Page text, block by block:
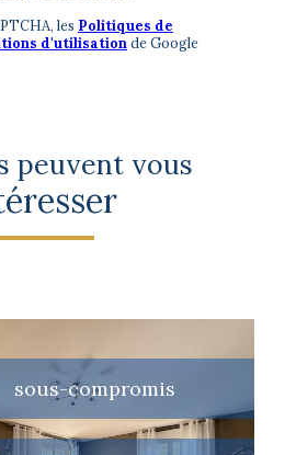
les Politiques de
d'utilisation de Google
peuvent vous
sous-compromis